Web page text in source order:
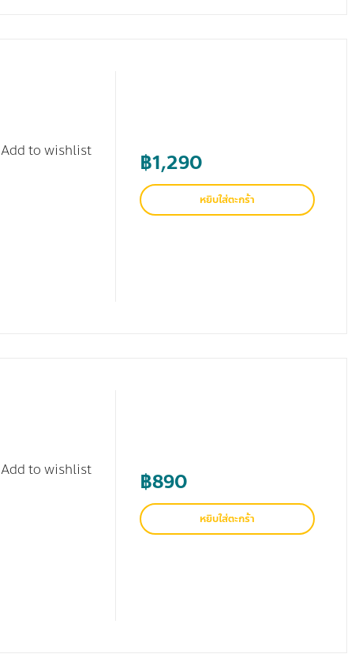
Add to wishlist ฿1,290
หยิบใส่ตะกร้า
Add to wishlist ฿890
หยิบใส่ตะกร้า